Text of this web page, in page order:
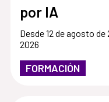
por IA
Desde 12 de agosto
2026
FORMACIÓN